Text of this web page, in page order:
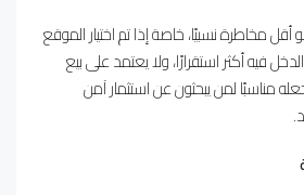
أقل مخاطرة نسبيًا، خاصة إذا تم اختيار الموقع
فيه أكثر استقرارًا، ولا يعتمد على بيع
مناسبًا لمن يبحثون عن استثمار آمن